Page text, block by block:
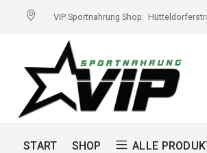
VIP Sportnahrung Shop:
START SHOP ALLE